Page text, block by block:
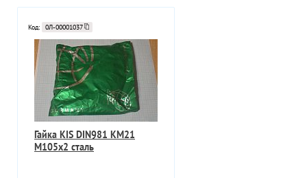
Код: 0Л-00001037
Гайка KIS DIN981 KM21
M105х2 сталь